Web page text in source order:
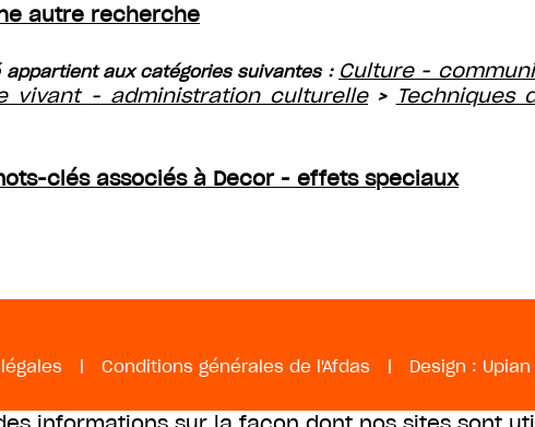
autre recherche
appartient aux catégories suivantes : Culture -
vivant - administration culturelle> Techniques
clés associés à Decor - effets speciaux
| Conditions générales de l'Afdas | Design : Upian